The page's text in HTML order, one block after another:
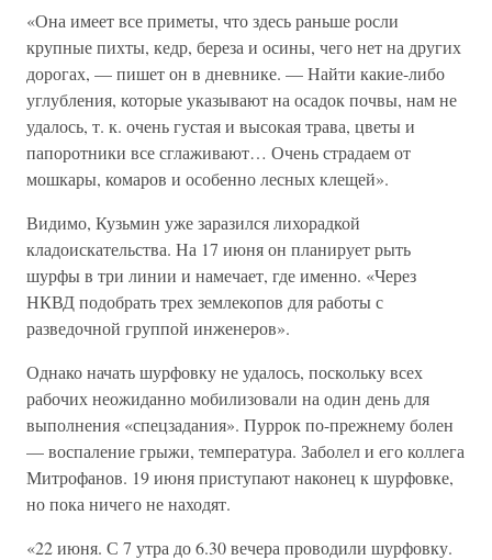
«Она имеет все приметы, что здесь раньше росли
крупные пихты, кедр, береза и осины, чего нет на других
дорогах, — пишет он в дневнике. — Найти какие-либо
углубления, которые указывают на осадок почвы, нам не
удалось, т. к. очень густая и высокая трава, цветы и
папоротники все сглаживают… Очень страдаем от
мошкары, комаров и особенно лесных клещей».
Видимо, Кузьмин уже заразился лихорадкой
кладоискательства. На 17 июня он планирует рыть
шурфы в три линии и намечает, где именно. «Через
НКВД подобрать трех землекопов для работы с
разведочной группой инженеров».
Однако начать шурфовку не удалось, поскольку всех
рабочих неожиданно мобилизовали на один день для
выполнения «спецзадания». Пуррок по-прежнему болен
— воспаление грыжи, температура. Заболел и его коллега
Митрофанов. 19 июня приступают наконец к шурфовке,
но пока ничего не находят.
«22 июня. С 7 утра до 6.30 вечера проводили шурфовку.